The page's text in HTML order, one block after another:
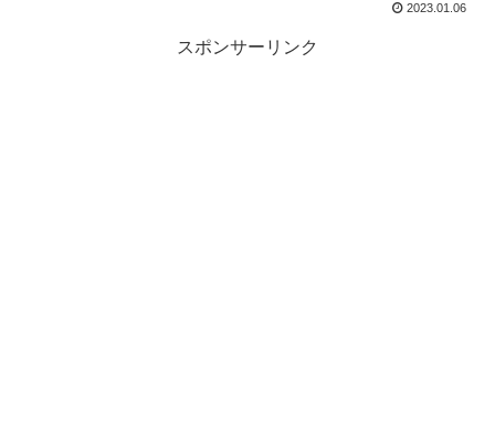
2023.01.06
スポンサーリンク